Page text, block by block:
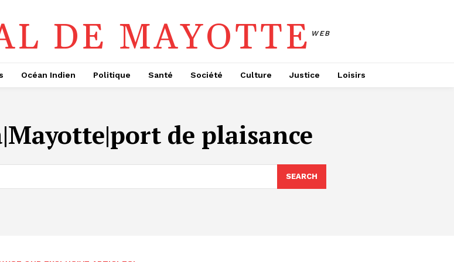
DE MAYOTTE WEB
Océan Indien Politique Santé Société Culture Justice Loisirs
de plaisance
SEARCH